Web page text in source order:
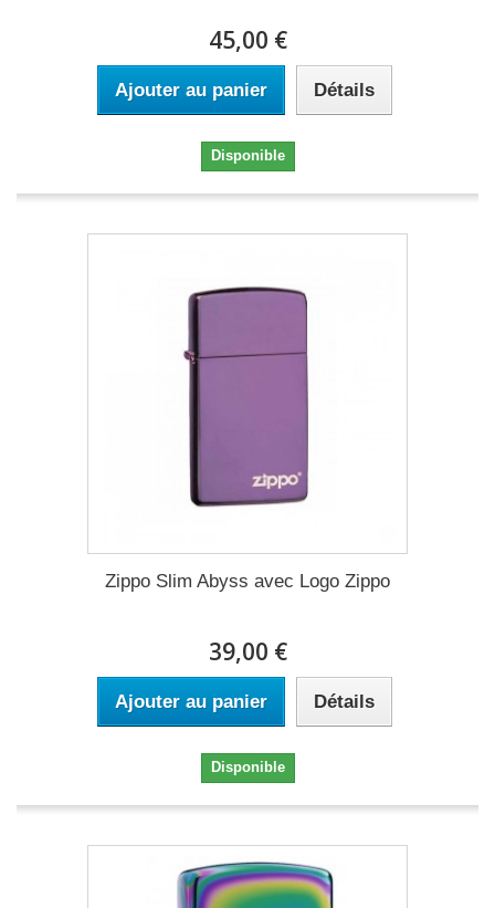
45,00 €
Ajouter au panier Détails
Disponible
Zippo Slim Abyss avec Logo Zippo
39,00 €
Ajouter au panier Détails
Disponible